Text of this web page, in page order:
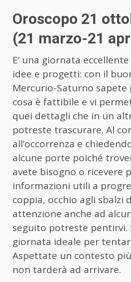
Oroscopo 21
(21 marzo-21
E’ una giornata
idee e progetti: con il
Mercurio-Saturno
cosa è fattibile e vi
quei dettagli che in un
potreste trascurare. Al
all’occorrenza e
alcune porte poiché
avete bisogno o ricevere
informazioni utili a
coppia, occhio agli sbalzi
attenzione anche ad
seguito potreste pentirvi.
giornata ideale per
Aspettate un contesto
non tarderà ad arrivare.